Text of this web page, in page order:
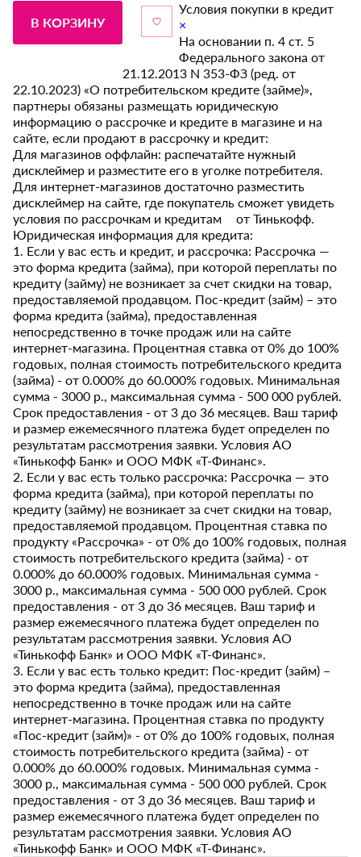
В КОРЗИНУ
Условия покупки в кредит
×
На основании п. 4 ст. 5
Федерального закона от
21.12.2013 N 353-ФЗ (ред. от
22.10.2023) «О потребительском кредите (займе)»,
партнеры обязаны размещать юридическую
информацию о рассрочке и кредите в магазине и на
сайте, если продают в рассрочку и кредит:
Для магазинов оффлайн: распечатайте нужный
дисклеймер и разместите его в уголке потребителя.
Для интернет-магазинов достаточно разместить
дисклеймер на сайте, где покупатель сможет увидеть
условия по рассрочкам и кредитам от Тинькофф.
Юридическая информация для кредита:
1. Если у вас есть и кредит, и рассрочка: Рассрочка —
это форма кредита (займа), при которой переплаты по
кредиту (займу) не возникает за счет скидки на товар,
предоставляемой продавцом. Пос-кредит (займ) – это
форма кредита (займа), предоставленная
непосредственно в точке продаж или на сайте
интернет-магазина. Процентная ставка от 0% до 100%
годовых, полная стоимость потребительского кредита
(займа) - от 0.000% до 60.000% годовых. Минимальная
сумма - 3000 р., максимальная сумма - 500 000 рублей.
Срок предоставления - от 3 до 36 месяцев. Ваш тариф
и размер ежемесячного платежа будет определен по
результатам рассмотрения заявки. Условия АО
«Тинькофф Банк» и ООО МФК «Т-Финанс».
2. Если у вас есть только рассрочка: Рассрочка — это
форма кредита (займа), при которой переплаты по
кредиту (займу) не возникает за счет скидки на товар,
предоставляемой продавцом. Процентная ставка по
продукту «Рассрочка» - от 0% до 100% годовых, полная
стоимость потребительского кредита (займа) - от
0.000% до 60.000% годовых. Минимальная сумма -
3000 р., максимальная сумма - 500 000 рублей. Срок
предоставления - от 3 до 36 месяцев. Ваш тариф и
размер ежемесячного платежа будет определен по
результатам рассмотрения заявки. Условия АО
«Тинькофф Банк» и ООО МФК «Т-Финанс».
3. Если у вас есть только кредит: Пос-кредит (займ) –
это форма кредита (займа), предоставленная
непосредственно в точке продаж или на сайте
интернет-магазина. Процентная ставка по продукту
«Пос-кредит (займ)» - от 0% до 100% годовых, полная
стоимость потребительского кредита (займа) - от
0.000% до 60.000% годовых. Минимальная сумма -
3000 р., максимальная сумма - 500 000 рублей. Срок
предоставления - от 3 до 36 месяцев. Ваш тариф и
размер ежемесячного платежа будет определен по
результатам рассмотрения заявки. Условия АО
«Тинькофф Банк» и ООО МФК «Т-Финанс».